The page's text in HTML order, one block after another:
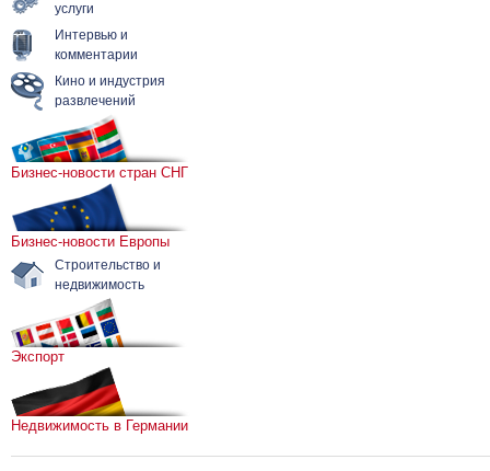
услуги
Интервью и
комментарии
Кино и индустрия
развлечений
Бизнес-новости стран СНГ
Бизнес-новости Европы
Строительство и
недвижимость
Экспорт
Недвижимость в Германии